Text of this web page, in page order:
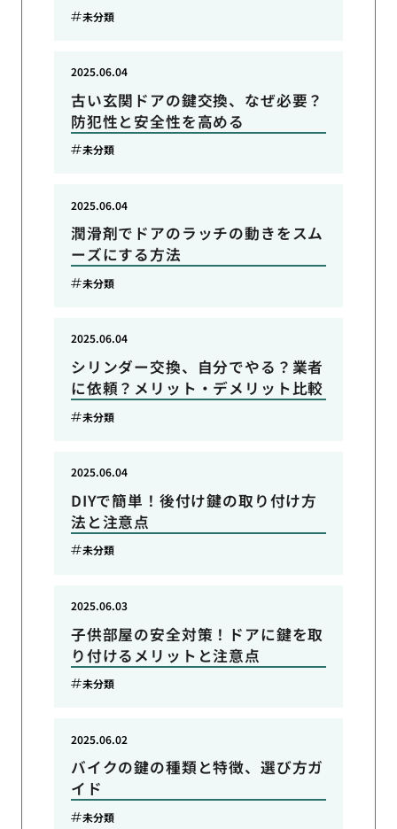
未分類
古い玄関ドアの鍵交換、なぜ必要？
防犯性と安全性を高める
2025.06.04
未分類
潤滑剤でドアのラッチの動きをスム
ーズにする方法
2025.06.04
未分類
シリンダー交換、自分でやる？業者
に依頼？メリット・デメリット比較
2025.06.04
未分類
DIYで簡単！後付け鍵の取り付け方
法と注意点
2025.06.04
未分類
子供部屋の安全対策！ドアに鍵を取
り付けるメリットと注意点
2025.06.03
未分類
バイクの鍵の種類と特徴、選び方ガ
イド
2025.06.02
未分類